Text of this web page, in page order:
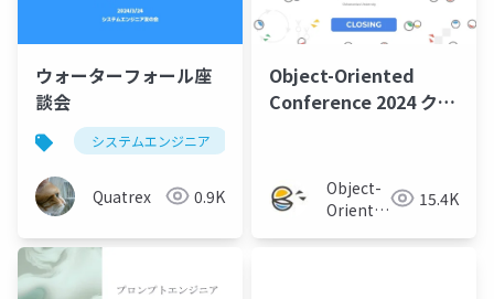
ウォーターフォール座
談会
システムエンジニア
Quatrex 0.9K
Object-Oriented
Conference 2024 クロ
Object-
Oriented
15.4K